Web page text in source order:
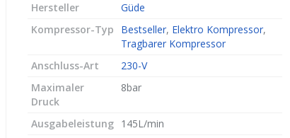
Hersteller
Güde
Kompressor-Typ
Bestseller, Elektro Kompressor,
Tragbarer Kompressor
Anschluss-Art
230-V
Maximaler
Druck
8bar
Ausgabeleistung 145L/min